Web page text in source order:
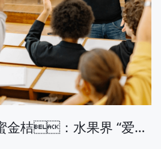
次「细说农技」直播，李军将
的误区，用 3 大硬核干货
刨析：5 大落果元凶一网打尽
衡、气候胁迫到授粉不
军会用真实果园案例，把每
“隐形杀手” 揪出来，让果农
金桔：水果界 “爱马